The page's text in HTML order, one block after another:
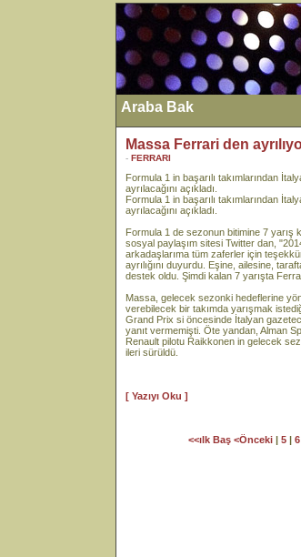
Araba Bak
Massa Ferrari den
- FERRARI
Formula 1 in başarılı takımlarından
ayrılacağını açıkladı.
Formula 1 in başarılı takımlarından
ayrılacağını açıkladı.
Formula 1 de sezonun bitimine 7 yarış
sosyal paylaşım sitesi Twitter dan,
arkadaşlarıma tüm zaferler için
ayrılığını duyurdu. Eşine, ailesine,
destek oldu. Şimdi kalan 7 yarışta
Massa, gelecek sezonki hedeflerine
verebilecek bir takımda yarışmak
Grand Prix si öncesinde İtalyan
yanıt vermemişti. Öte yandan, Alman
Renault pilotu Raikkonen in gelecek
ileri sürüldü.
[ Yazıyı Oku ]
<<ılk Baş <Önceki | 5| 6